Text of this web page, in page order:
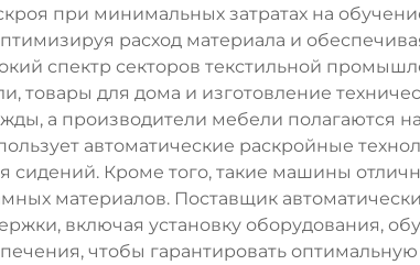
при минимальных затратах на
расход материала и
спектр секторов текстильной
товары для дома и изготовление
а производители мебели полагаются
автоматические раскройные
сидений. Кроме того, такие машины
материалов. Поставщик
включая установку оборудования,
чтобы гарантировать